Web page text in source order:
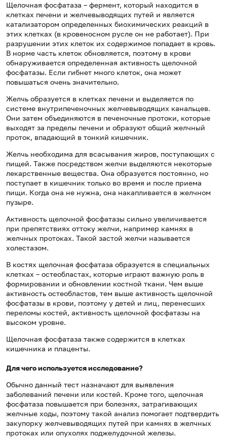
Щелочная фосфатаза – фермент, который находится в
клетках печени и желчевыводящих путей и является
катализатором определенных биохимических реакций в
этих клетках (в кровеносном русле он не работает). При
разрушении этих клеток их содержимое попадает в кровь.
В норме часть клеток обновляется, поэтому в крови
обнаруживается определенная активность щелочной
фосфатазы. Если гибнет много клеток, она может
повышаться очень значительно.
Желчь образуется в клетках печени и выделяется по
системе внутрипеченочных желчевыводящих канальцев.
Они затем объединяются в печеночные протоки, которые
выходят за пределы печени и образуют общий желчный
проток, впадающий в тонкий кишечник.
Желчь необходима для всасывания жиров, поступающих с
пищей. Также посредством желчи выделяются некоторые
лекарственные вещества. Она образуется постоянно, но
поступает в кишечник только во время и после приема
пищи. Когда она не нужна, она накапливается в желчном
пузыре.
Активность щелочной фосфатазы сильно увеличивается
при препятствиях оттоку желчи, например камнях в
желчных протоках. Такой застой желчи называется
холестазом.
В костях щелочная фосфатаза образуется в специальных
клетках – остеобластах, которые играют важную роль в
формировании и обновлении костной ткани. Чем выше
активность остеобластов, тем выше активность щелочной
фосфатазы в крови, поэтому у детей и лиц, перенесших
переломы костей, активность щелочной фосфатазы на
высоком уровне.
Щелочная фосфатаза также содержится в клетках
кишечника и плаценты.
Для чего используется исследование?
Обычно данный тест назначают для выявления
заболеваний печени или костей. Кроме того, щелочная
фосфатаза повышается при болезнях, затрагивающих
желчные ходы, поэтому такой анализ помогает подтвердить
закупорку желчевыводящих путей при камнях в желчных
протоках или опухолях поджелудочной железы.